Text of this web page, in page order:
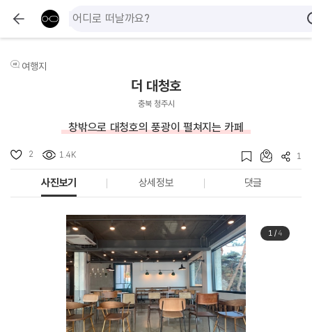
여행지
더 대청호
충북 청주시
창밖으로 대청호의 풍광이 펼쳐지는 카페
2 1.4K 1
사진보기 상세정보 댓글
1/4